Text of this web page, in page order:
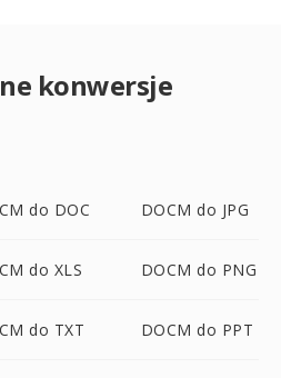
konwersje
do DOC DOCM do JPG
do XLS DOCM do PNG
do TXT DOCM do PPT